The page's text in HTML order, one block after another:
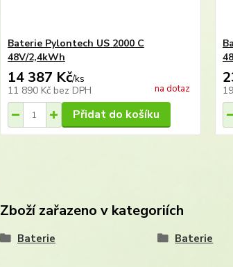
Baterie Pylontech US 2000 C
48V/2,4kWh
14 387 Kč/ks
11 890 Kč bez DPH na dotaz
Přidat do košíku
Zboží zařazeno v kategoriích
Baterie Baterie